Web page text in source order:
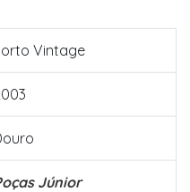
Vintage
Júnior